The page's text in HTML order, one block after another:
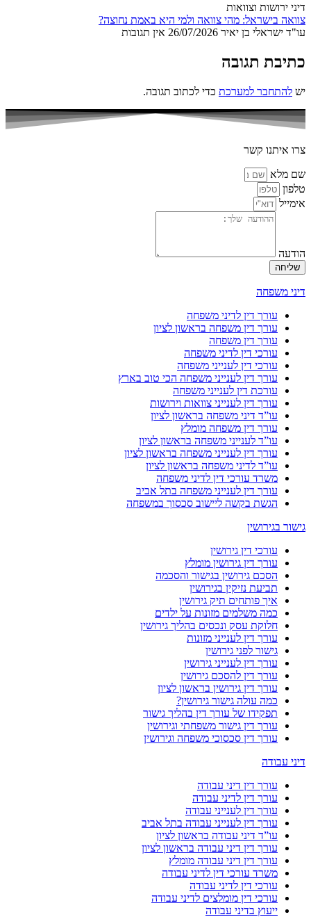
דיני ירושות וצוואות
צוואה בישראל: מהי צוואה ולמי היא באמת נחוצה?
עו"ד ישראלי בן יאיר 26/07/2026 אין תגובות
כתיבת תגובה
יש להתחבר למערכת כדי לכתוב תגובה.
צרו איתנו קשר
שם מלא
טלפון
אימייל
הודעה
שליחה
דיני משפחה
עורך דין לדיני משפחה
עורך דין משפחה בראשון לציון
עורך דין משפחה
עורכי דין לדיני משפחה
עורכי דין לענייני משפחה
עורך דין לענייני משפחה הכי טוב בארץ
עורכת דין לענייני משפחה
עורך דין לענייני צוואות וירושות
עו”ד דיני משפחה בראשון לציון
עורך דין משפחה מומלץ
עו”ד לענייני משפחה בראשון לציון
עורך דין לענייני משפחה בראשון לציון
עו”ד לדיני משפחה בראשון לציון
משרד עורכי דין לדיני משפחה
עורך דין לענייני משפחה בתל אביב
הגשת בקשה ליישוב סכסוך במשפחה
גישור בגירושין
עורכי דין גירושין
עורך דין גירושין מומלץ
הסכם גירושין בגישור והסכמה
תביעת נזיקין בגירושין
איך פותחים תיק גירושין
כמה משלמים מזונות על ילדים
חלוקת עסק ונכסים בהליך גירושין
עורך דין לענייני מזונות
גישור לפני גירושין
עורך דין לענייני גירושין
עורך דין להסכם גירושין
עורך דין גירושין בראשון לציון
כמה עולה גישור גירושין?
תפקידו של עורך דין בהליך גישור
עורך דין גישור משפחתי וגירושין
עורך דין סכסוכי משפחה וגירושין
דיני עבודה
עורך דין דיני עבודה
עורך דין לדיני עבודה
עורך דין לענייני עבודה
עורך דין לענייני עבודה בתל אביב
עו”ד דיני עבודה בראשון לציון
עורך דין דיני עבודה בראשון לציון
עורך דין דיני עבודה מומלץ
משרד עורכי דין לדיני עבודה
עורכי דין לדיני עבודה
עורכי דין מומלצים לדיני עבודה
ייעוץ בדיני עבודה